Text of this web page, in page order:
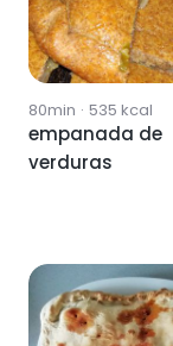
80min · 535 kcal
empanada de
verduras